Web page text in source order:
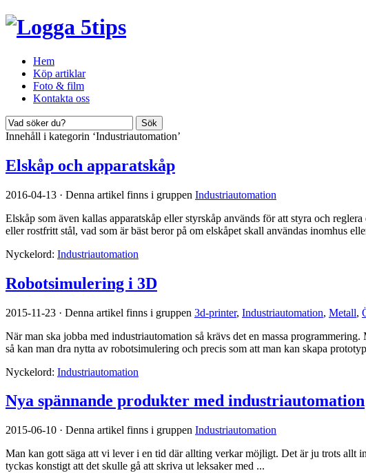
Hem
Köp artiklar
Foto & film
Kontakta oss
Innehåll i kategorin ‘Industriautomation’
Elskåp och apparatskåp
2016-04-13 · Denna artikel finns i gruppen Industriautomation
Elskåp som även kallas apparatskåp eller styrskåp används för att styra och
eller rostfritt stål, vad som är bäst beror på om elskåpet skall användas inomhus
Nyckelord: Industriautomation
Robotsimulering i 3D
2015-11-23 · Denna artikel finns i gruppen 3d-printer, Industriautomation, Metall,
När man ska jobba med industriautomation så krävs det en massa
så kan man dra nytta av robotsimulering och precis som att man kan skapa
Nyckelord: Industriautomation
Nya spännande produkter med industriautomation
2015-06-10 · Denna artikel finns i gruppen Industriautomation
Man kan gott säga att vi lever i en tid där allting verkar möjligt. Det är ju trots allt
tyckas konstigt att det skulle gå att skriva ut leksaker med ...